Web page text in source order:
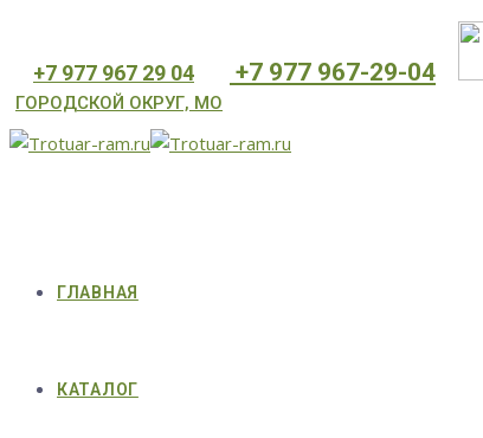
⁦+7 977 967 29 04 ⁦+7 977 967-29-04
ГОРОДСКОЙ ОКРУГ, МО
ГЛАВНАЯ
КАТАЛОГ